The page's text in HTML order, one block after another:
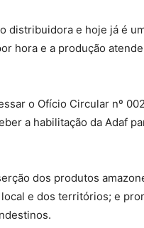
distribuidora e hoje já é
hora e a produção
o Ofício Circular nº
a habilitação da Adaf
dos produtos
e dos territórios; e